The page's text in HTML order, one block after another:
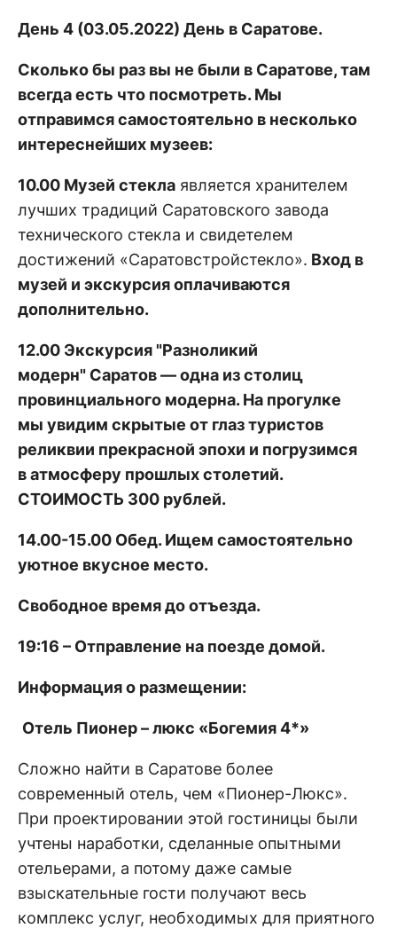
День 4 (03.05.2022) День в Саратове.
Сколько бы раз вы не были в Саратове, там
всегда есть что посмотреть. Мы
отправимся самостоятельно в несколько
интереснейших музеев:
10.00 Музей стекла является хранителем
лучших традиций Саратовского завода
технического стекла и свидетелем
достижений «Саратовстройстекло». Вход в
музей и экскурсия оплачиваются
дополнительно.
12.00 Экскурсия "Разноликий
модерн" Саратов — одна из столиц
провинциального модерна. На прогулке
мы увидим скрытые от глаз туристов
реликвии прекрасной эпохи и погрузимся
в атмосферу прошлых столетий.
СТОИМОСТЬ 300 рублей.
14.00-15.00 Обед. Ищем самостоятельно
уютное вкусное место.
Свободное время до отъезда.
19:16 – Отправление на поезде домой.
Информация о размещении:
Отель Пионер – люкс «Богемия 4*»
Сложно найти в Саратове более
современный отель, чем «Пионер-Люкс».
При проектировании этой гостиницы были
учтены наработки, сделанные опытными
отельерами, а потому даже самые
взыскательные гости получают весь
комплекс услуг, необходимых для приятного